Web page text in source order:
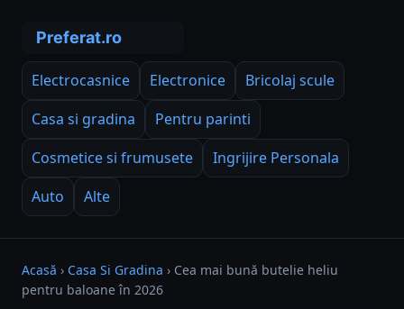
Electrocasnice Electronice
Bricolaj scule
Casa si gradina
Pentru parinti
Cosmetice si frumusete
Ingrijire Personala
Auto
Alte
Acasă › Casa Si Gradina › Cea mai bună butelie heliu
pentru baloane în 2026